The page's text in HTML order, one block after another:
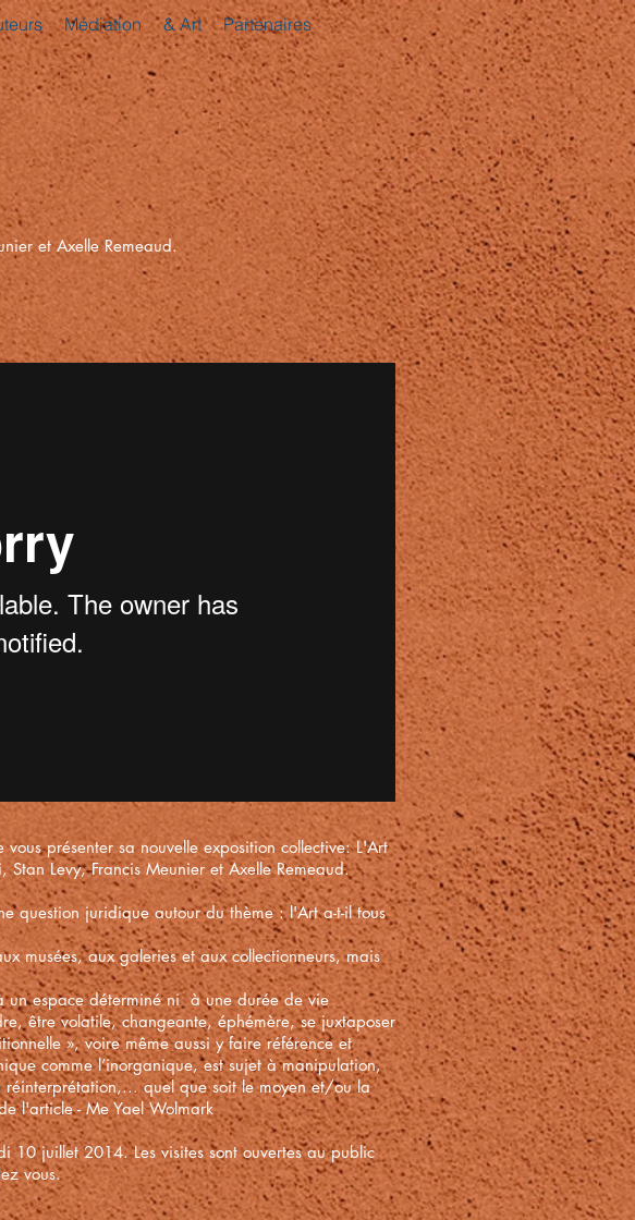
Médiation & Art Partenaires
et Axelle Remeaud.
présenter sa nouvelle exposition collective: L'Art
Levy, Francis Meunier et Axelle Remeaud.
question juridique autour du thème : l'Art a-t-il tous
musées, aux galeries et aux collectionneurs, mais
à un espace déterminé ni à une durée de vie
être volatile, changeante, éphémère, se juxtaposer
», voire même aussi y faire référence et
comme l’inorganique, est sujet à manipulation,
quel que soit le moyen et/ou la
l'article - Me Yael Wolmark
10 juillet 2014. Les visites sont ouvertes au public
vous.